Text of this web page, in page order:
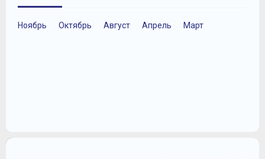
Ноябрь Октябрь Август Апрель Март